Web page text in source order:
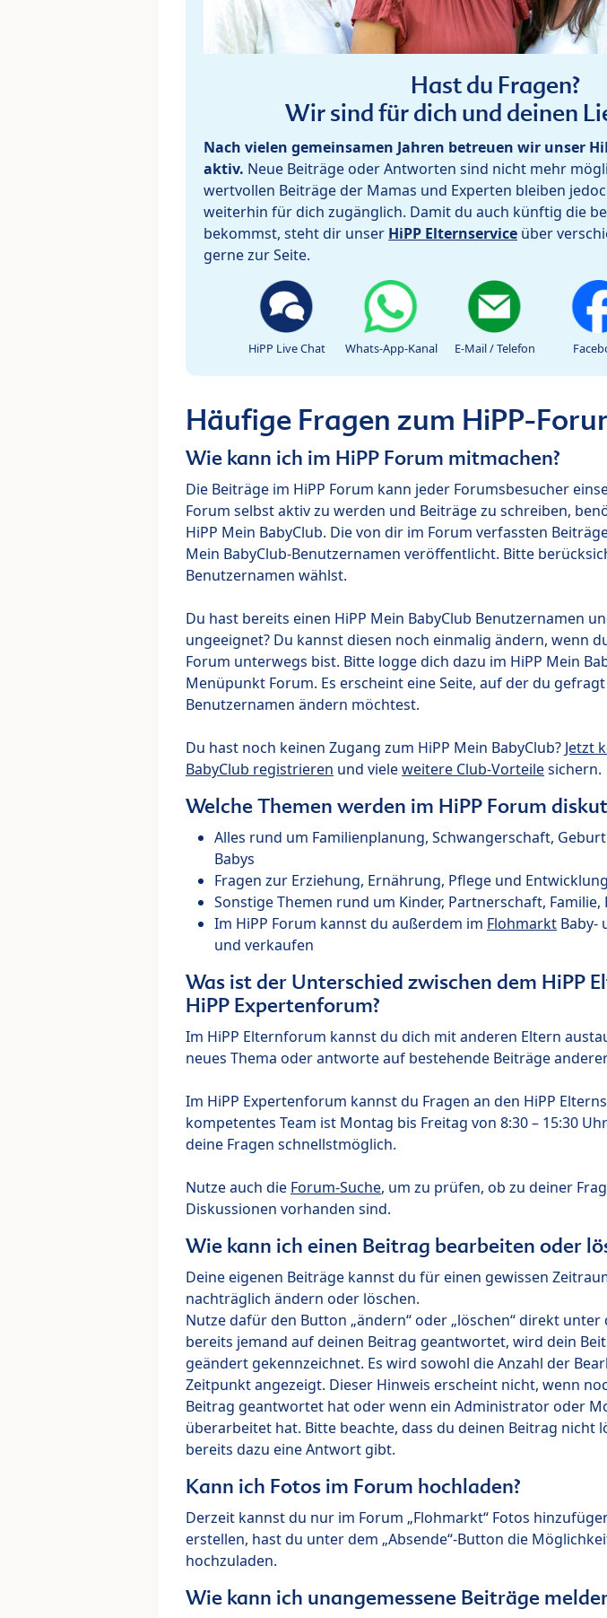
Hast du Fragen?
Wir sind für dich und deinen
Nach vielen gemeinsamen Jahren betreuen wir unser
aktiv. Neue Beiträge oder Antworten sind nicht mehr
wertvollen Beiträge der Mamas und Experten bleiben
weiterhin für dich zugänglich. Damit du auch künftig die
bekommst, steht dir unser HiPP Elternservice über
gerne zur Seite.
HiPP Live Chat Whats-App-Kanal E-Mail / Telefon
Häufige Fragen zum HiPP-
Wie kann ich im HiPP Forum mitmachen?
Die Beiträge im HiPP Forum kann jeder Forumsbesucher
Forum selbst aktiv zu werden und Beiträge zu schreiben,
HiPP Mein BabyClub. Die von dir im Forum verfassten
Mein BabyClub-Benutzernamen veröffentlicht. Bitte
Benutzernamen wählst.
Du hast bereits einen HiPP Mein BabyClub Benutzernamen
ungeeignet? Du kannst diesen noch einmalig ändern, wenn
Forum unterwegs bist. Bitte logge dich dazu im HiPP Mein
Menüpunkt Forum. Es erscheint eine Seite, auf der du
Benutzernamen ändern möchtest.
Du hast noch keinen Zugang zum HiPP Mein BabyClub? Jetzt
BabyClub registrieren und vieleweitere Club-Vorteilesichern.
Welche Themen werden im HiPP Forum
Alles rund um Familienplanung, Schwangerschaft,
Babys
Fragen zur Erziehung, Ernährung, Pflege und
Sonstige Themen rund um Kinder, Partnerschaft,
Im HiPP Forum kannst du außerdem im Flohmarkt Baby-
und verkaufen
Was ist der Unterschied zwischen dem HiPP
HiPP Expertenforum?
Im HiPP Elternforum kannst du dich mit anderen Eltern
neues Thema oder antworte auf bestehende Beiträge
Im HiPP Expertenforum kannst du Fragen an den HiPP
kompetentes Team ist Montag bis Freitag von 8:30 – 15:30
deine Fragen schnellstmöglich.
Nutze auch die Forum-Suche, um zu prüfen, ob zu deiner
Diskussionen vorhanden sind.
Wie kann ich einen Beitrag bearbeiten oder
Deine eigenen Beiträge kannst du für einen gewissen
nachträglich ändern oder löschen.
Nutze dafür den Button „ändern“ oder „löschen“ direkt
bereits jemand auf deinen Beitrag geantwortet, wird dein
geändert gekennzeichnet. Es wird sowohl die Anzahl der
Zeitpunkt angezeigt. Dieser Hinweis erscheint nicht, wenn
Beitrag geantwortet hat oder wenn ein Administrator oder
überarbeitet hat. Bitte beachte, dass du deinen Beitrag nicht
bereits dazu eine Antwort gibt.
Kann ich Fotos im Forum hochladen?
Derzeit kannst du nur im Forum „Flohmarkt“ Fotos
erstellen, hast du unter dem „Absende“-Button die
hochzuladen.
Wie kann ich unangemessene Beiträge